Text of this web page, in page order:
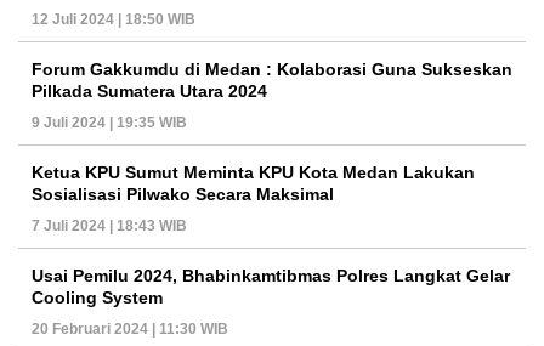
12 Juli 2024 | 18:50 WIB
Forum Gakkumdu di Medan : Kolaborasi Guna Sukseskan
Pilkada Sumatera Utara 2024
9 Juli 2024 | 19:35 WIB
Ketua KPU Sumut Meminta KPU Kota Medan Lakukan
Sosialisasi Pilwako Secara Maksimal
7 Juli 2024 | 18:43 WIB
Usai Pemilu 2024, Bhabinkamtibmas Polres Langkat Gelar
Cooling System
20 Februari 2024 | 11:30 WIB